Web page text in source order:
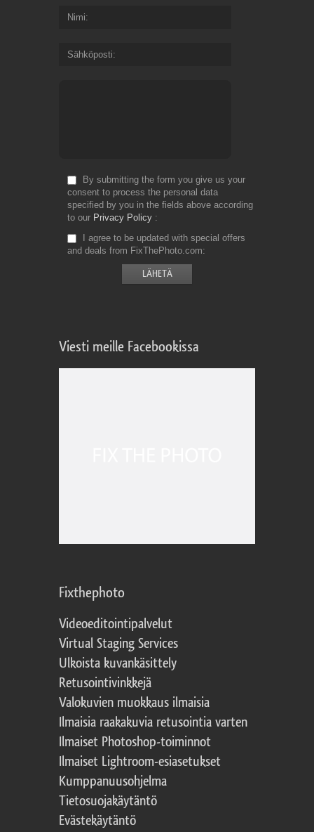
Nimi
Sähköposti
By submitting the form you give us your
consent to process the personal data
specified by you in the fields above according
to our Privacy Policy
I agree to be updated with special offers
and deals from FixThePhoto.com
Viesti meille Facebookissa
Fixthephoto
Videoeditointipalvelut
Virtual Staging Services
Ulkoista kuvankäsittely
Retusointivinkkejä
Valokuvien muokkaus ilmaisia
Ilmaisia raakakuvia retusointia varten
Ilmaiset Photoshop-toiminnot
Ilmaiset Lightroom-esiasetukset
Kumppanuusohjelma
Tietosuojakäytäntö
Evästekäytäntö